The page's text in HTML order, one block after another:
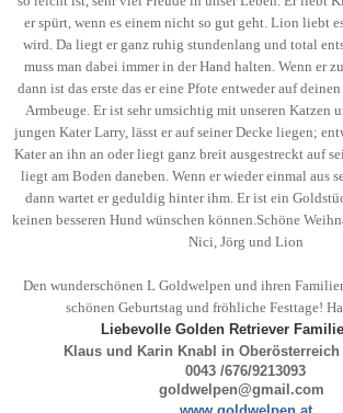
er spürt, wenn es einem nicht so gut geht. Lion liebt
wird. Da liegt er ganz ruhig stundenlang und total
muss man dabei immer in der Hand halten. Wenn er
dann ist das erste das er eine Pfote entweder auf
Armbeuge. Er ist sehr umsichtig mit unseren Katzen
jungen Kater Larry, lässt er auf seiner Decke liegen;
Kater an ihn an oder liegt ganz breit ausgestreckt auf
liegt am Boden daneben. Wenn er wieder einmal aus
dann wartet er geduldig hinter ihm. Er ist ein
keinen besseren Hund wünschen können.Schöne
Nici, Jörg und Lion
Den wunderschönen L Goldwelpen und ihren
schönen Geburtstag und fröhliche Festtage!
Liebevolle Golden Retriever
Klaus und Karin Knabl in
0043 /676/9213093
goldwelpen@gmail.com